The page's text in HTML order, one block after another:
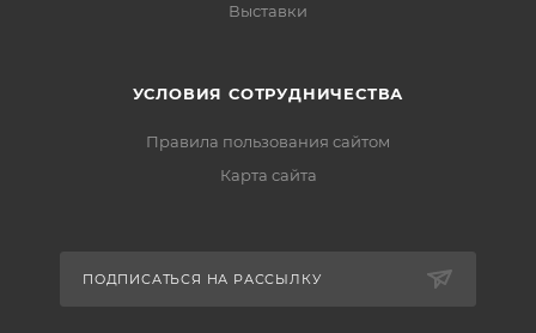
Выставки
УСЛОВИЯ СОТРУДНИЧЕСТВА
Правила пользования сайтом
Карта сайта
ПОДПИСАТЬСЯ НА РАССЫЛКУ